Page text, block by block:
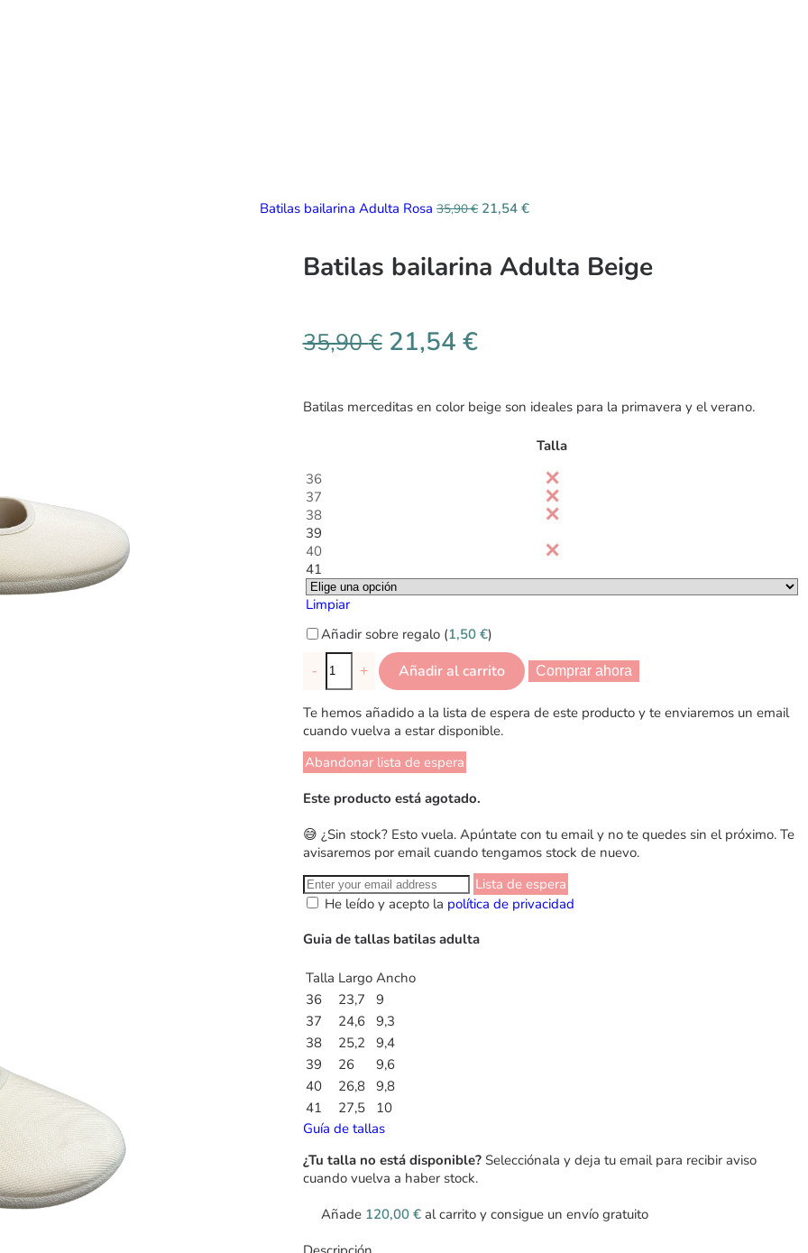
Batilas bailarina Adulta Rosa 35,90€ 21,54 €
Batilas bailarina Adulta Beige
35,90€ 21,54 €
Batilas merceditas en color beige son ideales para la primavera y el verano.
Talla
36
37
38
39
40
41
Limpiar
Añadir sobre regalo (1,50 €)
- + Añadir al carrito Comprar ahora
Te hemos añadido a la lista de espera de este producto y te enviaremos un email
cuando vuelva a estar disponible.
Abandonar lista de espera
Este producto está agotado.
😅 ¿Sin stock? Esto vuela. Apúntate con tu email y no te quedes sin el próximo. Te
avisaremos por email cuando tengamos stock de nuevo.
Lista de espera
He leído y acepto la política de privacidad
Guia de tallas batilas adulta
Talla Largo Ancho
36
23,7
9
37
24,6
9,3
38
25,2
9,4
39
26
9,6
40
26,8
9,8
41
27,5
10
Guía de tallas
¿Tu talla no está disponible?Selecciónala y deja tu email para recibir aviso
cuando vuelva a haber stock.
Añade 120,00 €al carrito y consigue un envío gratuito